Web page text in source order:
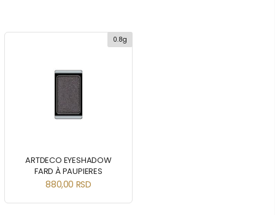
0.8g
ARTDECO EYESHADOW
FARD À PAUPIERES
880,00 RSD